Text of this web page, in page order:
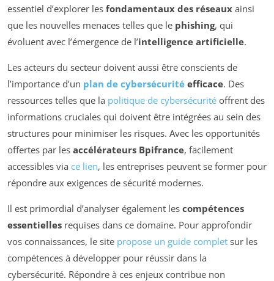
essentiel d’explorer les fondamentaux des réseaux ainsi
que les nouvelles menaces telles que le phishing, qui
évoluent avec l’émergence de l’intelligence artificielle.
Les acteurs du secteur doivent aussi être conscients de
l’importance d’un plan de cybersécurité efficace. Des
ressources telles que la politique de cybersécurité offrent des
informations cruciales qui doivent être intégrées au sein des
structures pour minimiser les risques. Avec les opportunités
offertes par les accélérateurs Bpifrance, facilement
accessibles via ce lien, les entreprises peuvent se former pour
répondre aux exigences de sécurité modernes.
Il est primordial d’analyser également les compétences
essentielles requises dans ce domaine. Pour approfondir
vos connaissances, le site propose un guide complet sur les
compétences à développer pour réussir dans la
cybersécurité. Répondre à ces enjeux contribue non